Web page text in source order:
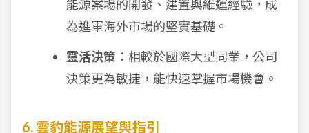
能源案場的開發、建置與維運經驗，成
為進軍海外市場的堅實基礎。
靈活決策 ：相較於國際大型同業，公司
決策更為敏捷，能快速掌握市場機會。
6. 雲豹能源展望與指引